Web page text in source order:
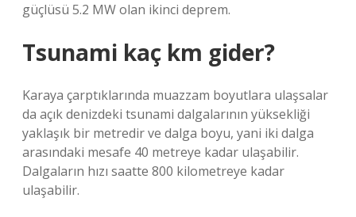
güçlüsü 5.2 MW olan ikinci deprem.
Tsunami kaç km gider?
Karaya çarptıklarında muazzam boyutlara ulaşsalar
da açık denizdeki tsunami dalgalarının yüksekliği
yaklaşık bir metredir ve dalga boyu, yani iki dalga
arasındaki mesafe 40 metreye kadar ulaşabilir.
Dalgaların hızı saatte 800 kilometreye kadar
ulaşabilir.